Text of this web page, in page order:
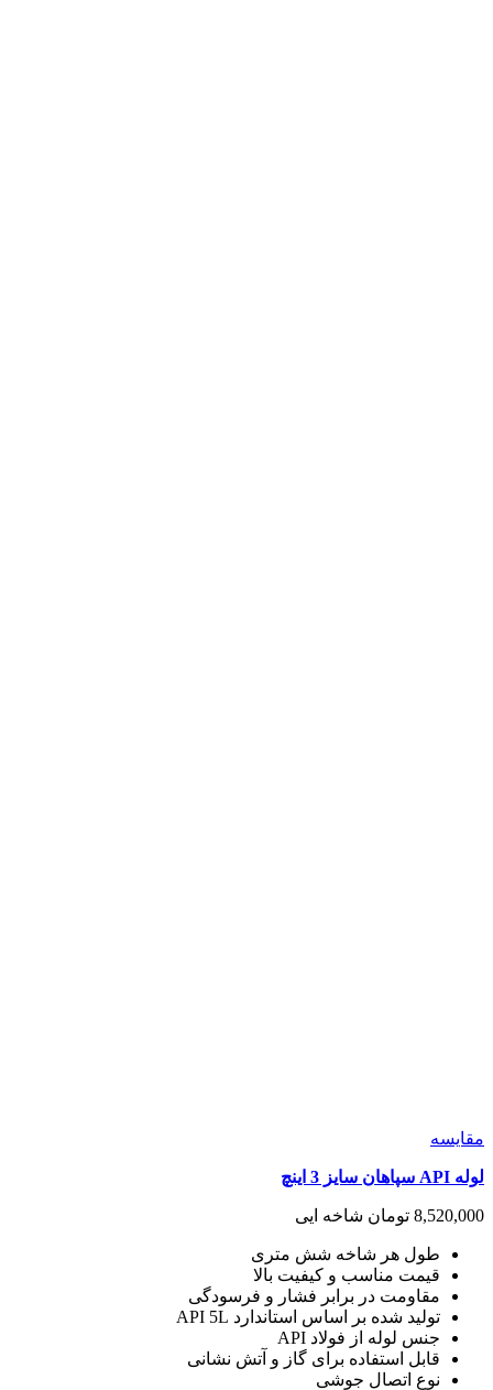
مقايسه
لوله API سپاهان سایز 3 اینچ
8,520,000 تومان شاخه ایی
طول هر شاخه شش متری
قیمت مناسب و کیفیت بالا
مقاومت در برابر فشار و فرسودگی
تولید شده بر اساس استاندارد API 5L
جنس لوله از فولاد API
قابل استفاده برای گاز و آتش نشانی
نوع اتصال جوشی